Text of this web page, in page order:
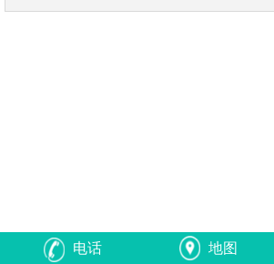
电话 地图